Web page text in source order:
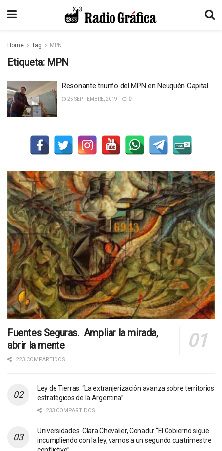
Home Tag MPN
Etiqueta: MPN
Resonante triunfo del MPN en Neuquén Capital
25 SEPTIEMBRE, 2019 0
Fuentes Seguras. Ampliar la mirada,
abrir la mente
223 COMPARTIDOS
Ley de Tierras: “La extranjerización avanza sobre territorios
estratégicos de la Argentina”
233 COMPARTIDOS
Universidades. Clara Chevalier, Conadu: “El Gobierno sigue
incumpliendo con la ley, vamos a un segundo cuatrimestre